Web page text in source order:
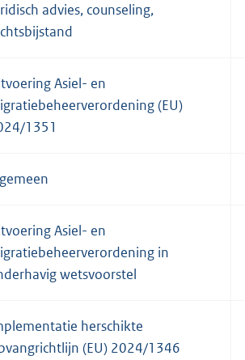
advies, counseling,
Asiel- en
(EU)
1351
Asiel- en
in
wetsvoorstel
herschikte
(EU) 2024/1346